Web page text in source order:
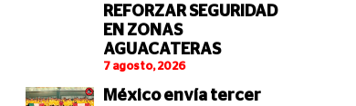
REFORZAR SEGURIDAD
EN ZONAS
AGUACATERAS
7 agosto, 2026
México envía tercer